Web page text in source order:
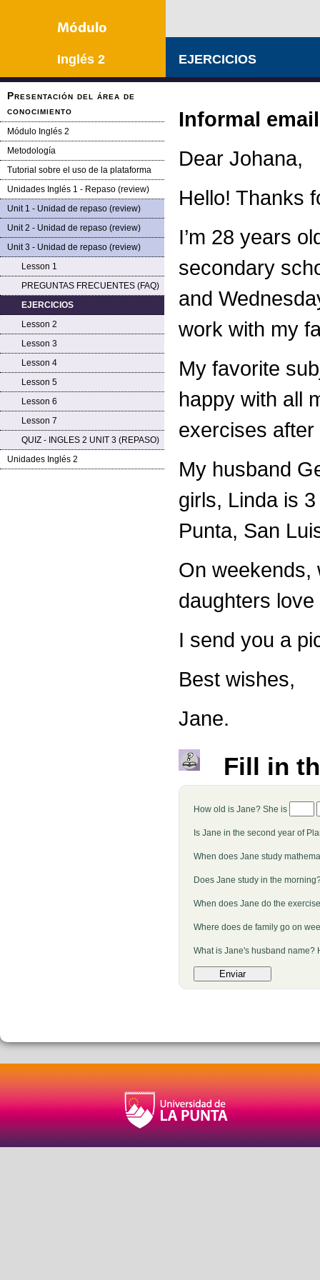
Inglés 2
Presentación del área de
conocimiento
Módulo Inglés 2
Metodología
Tutorial sobre el uso de la plataforma
Unidades Inglés 1 - Repaso (review)
Unit 1 - Unidad de repaso (review)
Unit 2 - Unidad de repaso (review)
Unit 3 - Unidad de repaso (review)
Lesson 1
PREGUNTAS FRECUENTES (FAQ)
EJERCICIOS
Lesson 2
Lesson 3
Lesson 4
Lesson 5
Lesson 6
Lesson 7
QUIZ - INGLES 2 UNIT 3 (REPASO)
Unidades Inglés 2
EJERCICIOS
Informal email
Dear Johana,
Hello! Thanks
I’m 28 years
secondary
and
work with my
My favorite
happy with all
exercises after
My husband
girls, Linda is
Punta, San
On weekends,
daughters
I send you a
Best wishes,
Jane.
Fill in
How old is Jane? She is
Is Jane in the second year of
When does Jane study
Does Jane study in the
When does Jane do the
Where does de family go on
What is Jane's husband name?